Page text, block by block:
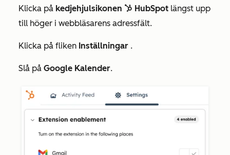
Klicka på kedjehjulsikonen sprocket HubSpot längst upp
till höger i webbläsarens adressfält.
Klicka på fliken Inställningar .
Slå på Google Kalender.